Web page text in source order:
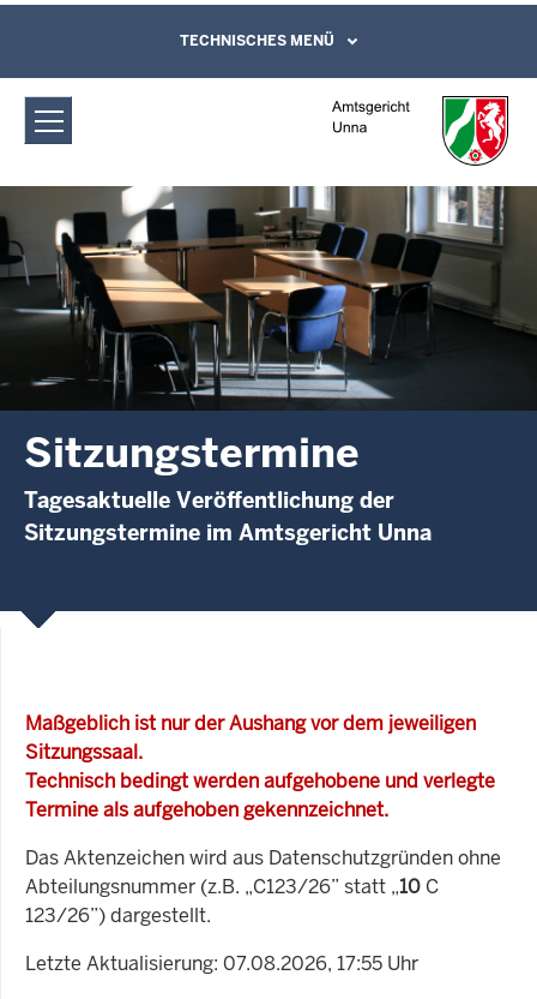
Amtsgericht Unna: Sitzungstermine
Direkt zum Inhalt
Leichte Sprache, Gebärdensprachenvideo
und Kontaktformular
TECHNISCHES MENÜ
Sitzungstermine
Tagesaktuelle Veröffentlichung der
Sitzungstermine im Amtsgericht Unna
Maßgeblich ist nur der Aushang vor dem jeweiligen
Sitzungssaal.
Technisch bedingt werden aufgehobene und verlegte
Termine als aufgehoben gekennzeichnet.
Das Aktenzeichen wird aus Datenschutzgründen ohne
Abteilungsnummer (z.B. „C123/26” statt „10 C
123/26”) dargestellt.
Letzte Aktualisierung: 07.08.2026, 17:55 Uhr